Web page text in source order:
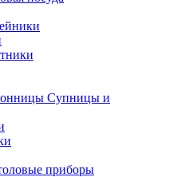
Супницы и
приборы